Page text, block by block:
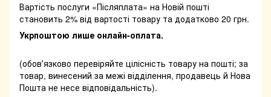
Вартість послуги «Післяплата» на Новій пошті
становить 2% від вартості товару та додатково 20 грн.
Укрпоштою лише онлайн-оплата.
(обовʼязково перевіряйте цілісність товару на пошті; за
товар, винесений за межі відділення, продавець й Нова
Пошта не несе відповідальність).